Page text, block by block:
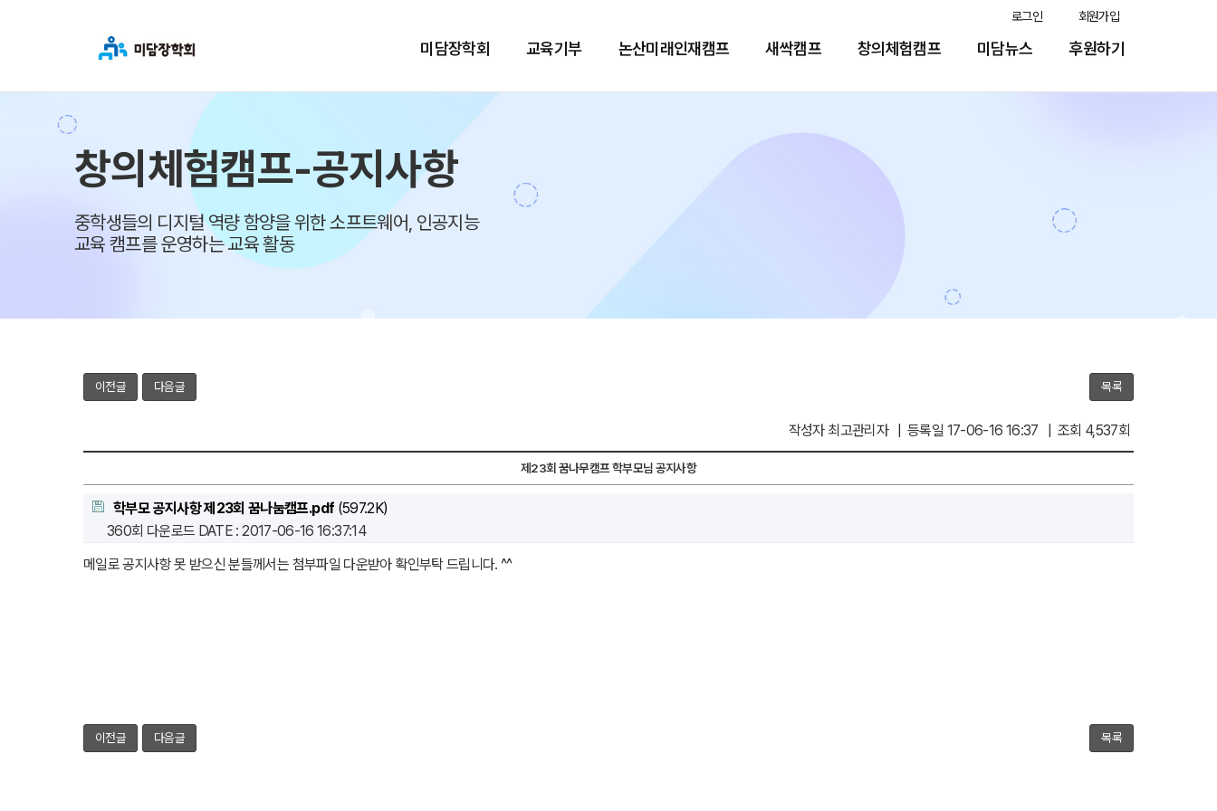
로그인 회원가입
미담장학회 교육기부 논산미래인재캠프 새싹캠프 창의체험캠프 미담뉴스 후원하기
창의체험캠프-공지사항
중학생들의 디지털 역량 함양을 위한 소프트웨어, 인공지능
교육 캠프를 운영하는 교육 활동
이전글 다음글 목록
작성자 최고관리자 | 등록일 17-06-16 16:37 | 조회 4,537회
제23회 꿈나무캠프 학부모님 공지사항
학부모 공지사항 제23회 꿈나눔캠프.pdf (597.2K)
360회 다운로드 DATE : 2017-06-16 16:37:14
메일로 공지사항 못 받으신 분들께서는 첨부파일 다운받아 확인부탁 드립니다. ^^
이전글 다음글 목록